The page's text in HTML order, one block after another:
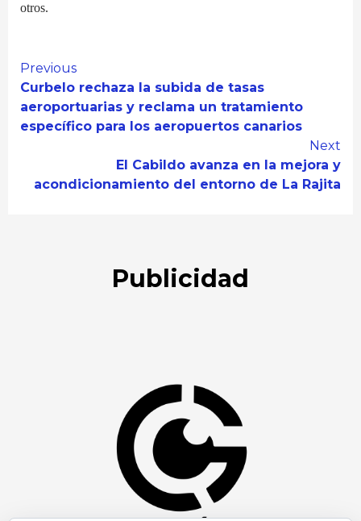
otros.
Continue
Reading
Previous
Curbelo rechaza la subida de tasas
aeroportuarias y reclama un tratamiento
específico para los aeropuertos canarios
Next
El Cabildo avanza en la mejora y
acondicionamiento del entorno de La Rajita
Publicidad